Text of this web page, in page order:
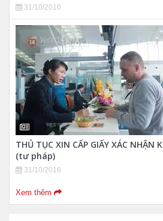
31/10/2016
THỦ TỤC XIN CẤP GIẤY XÁC NHẬN
(tư pháp)
31/10/2016
Xem thêm